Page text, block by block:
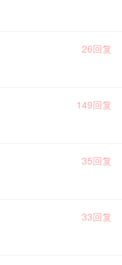
26回复
149回复
35回复
33回复